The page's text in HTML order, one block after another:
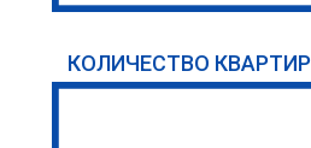
КОЛИЧЕСТВО КВАРТИР